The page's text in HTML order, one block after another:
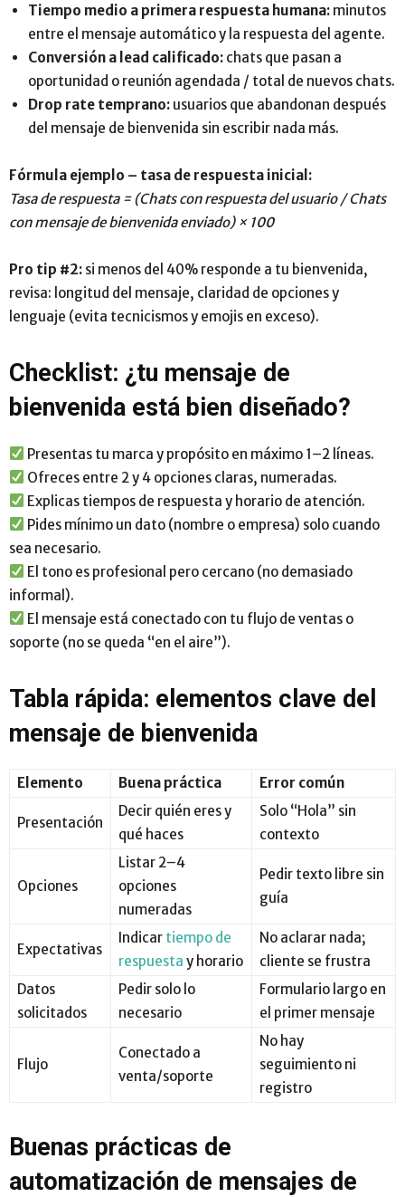
Tiempo medio a primera respuesta humana: minutos
entre el mensaje automático y la respuesta del agente.
Conversión a lead calificado: chats que pasan a
oportunidad o reunión agendada / total de nuevos chats.
Drop rate temprano: usuarios que abandonan después
del mensaje de bienvenida sin escribir nada más.
Fórmula ejemplo – tasa de respuesta inicial:
Tasa de respuesta = (Chats con respuesta del usuario / Chats
con mensaje de bienvenida enviado) × 100
Pro tip #2: si menos del 40% responde a tu bienvenida,
revisa: longitud del mensaje, claridad de opciones y
lenguaje (evita tecnicismos y emojis en exceso).
Checklist: ¿tu mensaje de
bienvenida está bien diseñado?
Presentas tu marca y propósito en máximo 1–2 líneas.
Ofreces entre 2 y 4 opciones claras, numeradas.
Explicas tiempos de respuesta y horario de atención.
Pides mínimo un dato (nombre o empresa) solo cuando
sea necesario.
El tono es profesional pero cercano (no demasiado
informal).
El mensaje está conectado con tu flujo de ventas o
soporte (no se queda “en el aire”).
Tabla rápida: elementos clave del
mensaje de bienvenida
Elemento Buena práctica Error común
Presentación
Decir quién eres y
qué haces
Solo “Hola” sin
contexto
Opciones
Listar 2–4
opciones
numeradas
Pedir texto libre sin
guía
Expectativas
Indicar tiempo de
respuesta y horario
No aclarar nada;
cliente se frustra
Datos
solicitados
Pedir solo lo
necesario
Formulario largo en
el primer mensaje
Flujo
Conectado a
venta/soporte
No hay
seguimiento ni
registro
Buenas prácticas de
automatización de mensajes de